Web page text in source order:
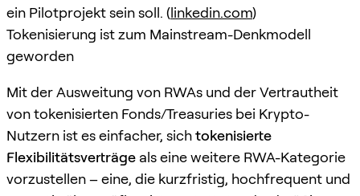
ein Pilotprojekt sein soll. (linkedin.com)
Tokenisierung ist zum Mainstream-Denkmodell
geworden
Mit der Ausweitung von RWAs und der Vertrautheit
von tokenisierten Fonds/Treasuries bei Krypto-
Nutzern ist es einfacher, sichtokenisierte
Flexibilitätsverträge als eine weitere RWA-Kategorie
vorzustellen – eine, die kurzfristig, hochfrequent und